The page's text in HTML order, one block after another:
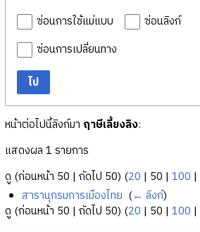
ซ่อนการใช้แม่แบบ
ซ่อนลิงก์
ซ่อนการเปลี่ยนทาง
ไป
หน้าต่อไปนี้ลิงก์มา ฤาษีเลี้ยงลิง:
แสดงผล 1 รายการ
ดู (ก่อนหน้า 50 | ถัดไป 50) (20 | 50 | 100 |
สารานุกรมการเมืองไทย (← ลิงก์)
ดู (ก่อนหน้า 50 | ถัดไป 50) (20 | 50 | 100 |